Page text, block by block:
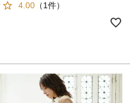
4.00 （1件）